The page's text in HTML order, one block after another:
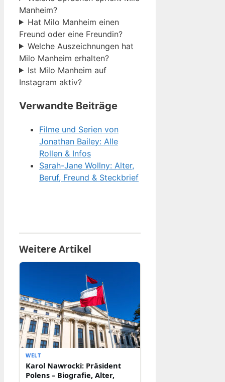
Manheim?
Hat Milo Manheim einen
Freund oder eine Freundin?
Welche Auszeichnungen hat
Milo Manheim erhalten?
Ist Milo Manheim auf
Instagram aktiv?
Verwandte Beiträge
Filme und Serien von
Jonathan Bailey: Alle
Rollen & Infos
Sarah-Jane Wollny: Alter,
Beruf, Freund & Steckbrief
Weitere Artikel
WELT
Karol Nawrocki: Präsident
Polens – Biografie, Alter,